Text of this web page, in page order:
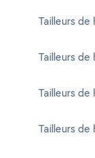
Tailleurs de
Tailleurs de
Tailleurs de
Tailleurs de